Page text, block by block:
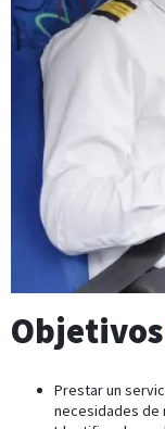
Objetivos
Prestar un
necesidades de